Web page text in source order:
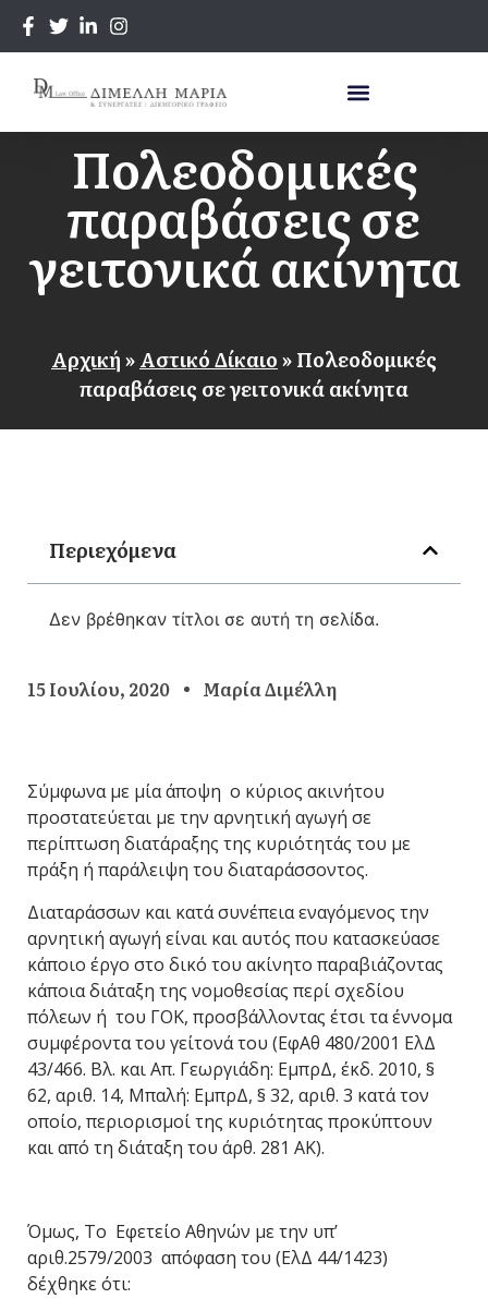
Πολεοδομικές
παραβάσεις σε
γειτονικά ακίνητα
Αρχική»Αστικό Δίκαιο»Πολεοδομικές
παραβάσεις σε γειτονικά ακίνητα
Περιεχόμενα
Δεν βρέθηκαν τίτλοι σε αυτή τη σελίδα.
15 Ιουλίου, 2020 Μαρία Διμέλλη
Σύμφωνα με μία άποψη ο κύριος ακινήτου
προστατεύεται με την αρνητική αγωγή σε
περίπτωση διατάραξης της κυριότητάς του με
πράξη ή παράλειψη του διαταράσσοντος.
Διαταράσσων και κατά συνέπεια εναγόμενος την
αρνητική αγωγή είναι και αυτός που κατασκεύασε
κάποιο έργο στο δικό του ακίνητο παραβιάζοντας
κάποια διάταξη της νομοθεσίας περί σχεδίου
πόλεων ή του ΓΟΚ, προσβάλλοντας έτσι τα έννομα
συμφέροντα του γείτονά του (ΕφΑθ 480/2001 ΕλΔ
43/466. Βλ. και Απ. Γεωργιάδη: ΕμπρΔ, έκδ. 2010, §
62, αριθ. 14, Μπαλή: ΕμπρΔ, § 32, αριθ. 3 κατά τον
οποίο, περιορισμοί της κυριότητας προκύπτουν
και από τη διάταξη του άρθ. 281 ΑΚ).
Όμως, Το Εφετείο Αθηνών με την υπ’
αριθ.2579/2003 απόφαση του (ΕλΔ 44/1423)
δέχθηκε ότι: